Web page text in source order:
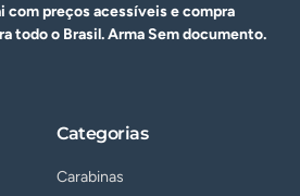
com preços acessíveis e compra
todo o Brasil. ArmaSem documento.
Categorias
Carabinas